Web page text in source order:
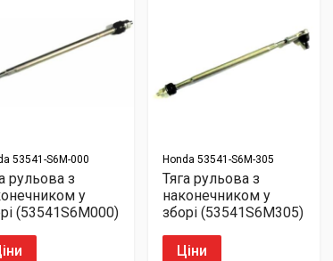
53541-S6M-000
рульова з
у
(53541S6M000)
Honda 53541-S6M-305
Тяга рульова з
наконечником у
зборі (53541S6M305)
Ціни